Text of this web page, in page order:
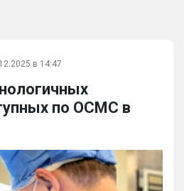
в 14:47
по ОСМС в